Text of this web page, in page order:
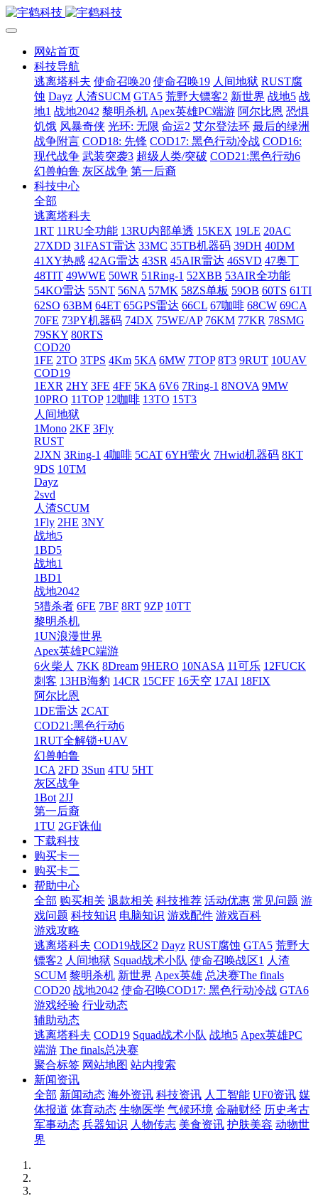
网站首页
科技导航
逃离塔科夫 使命召唤20 使命召唤19 人间地狱 RUST腐
蚀 Dayz 人渣SUCM GTA5 荒野大镖客2 新世界 战地5 战
地1 战地2042 黎明杀机 Apex英雄PC端游 阿尔比恩 恐惧
饥饿 风暴奇侠 光环: 无限 命运2 艾尔登法环 最后的绿洲
战争附言 COD18: 先锋 COD17: 黑色行动冷战 COD16:
现代战争 武装突袭3 超级人类/突破 COD21:黑色行动6
幻兽帕鲁 灰区战争 第一后裔
科技中心
全部
逃离塔科夫
1RT 11RU全功能 13RU内部单透 15KEX 19LE 20AC
27XDD 31FAST雷达 33MC 35TB机器码 39DH 40DM
41XY热感 42AG雷达 43SR 45AIR雷达 46SVD 47奥丁
48TIT 49WWE 50WR 51Ring-1 52XBB 53AIR全功能
54KO雷达 55NT 56NA 57MK 58ZS单板 59OB 60TS 61TI
62SO 63BM 64ET 65GPS雷达 66CL 67咖啡 68CW 69CA
70FE 73PY机器码 74DX 75WE/AP 76KM 77KR 78SMG
79SKY 80RTS
COD20
1FE 2TO 3TPS 4Km 5KA 6MW 7TOP 8T3 9RUT 10UAV
COD19
1EXR 2HY 3FE 4FF 5KA 6V6 7Ring-1 8NOVA 9MW
10PRO 11TOP 12咖啡 13TO 15T3
人间地狱
1Mono 2KF 3Fly
RUST
2JXN 3Ring-1 4咖啡 5CAT 6YH萤火 7Hwid机器码 8KT
9DS 10TM
Dayz
2svd
人渣SCUM
1Fly 2HE 3NY
战地5
1BD5
战地1
1BD1
战地2042
5猎杀者 6FE 7BF 8RT 9ZP 10TT
黎明杀机
1UN浪漫世界
Apex英雄PC端游
6火柴人 7KK 8Dream 9HERO 10NASA 11可乐 12FUCK
刺客 13HB海豹 14CR 15CFF 16天空 17AI 18FIX
阿尔比恩
1DE雷达 2CAT
COD21:黑色行动6
1RUT全解锁+UAV
幻兽帕鲁
1CA 2FD 3Sun 4TU 5HT
灰区战争
1Bot 2JJ
第一后裔
1TU 2GF诛仙
下载科技
购买卡一
购买卡二
帮助中心
全部 购买相关 退款相关 科技推荐 活动优惠 常见问题 游
戏问题 科技知识 电脑知识 游戏配件 游戏百科
游戏攻略
逃离塔科夫 COD19战区2 Dayz RUST腐蚀 GTA5 荒野大
镖客2 人间地狱 Squad战术小队 使命召唤战区1 人渣
SCUM 黎明杀机 新世界 Apex英雄 总决赛The finals
COD20 战地2042 使命召唤COD17: 黑色行动冷战 GTA6
游戏经验 行业动态
辅助动态
逃离塔科夫 COD19 Squad战术小队 战地5 Apex英雄PC
端游 The finals总决赛
聚合标签 网站地图 站内搜索
新闻资讯
全部 新闻动态 海外资讯 科技资讯 人工智能 UF0资讯 媒
体报道 体育动态 生物医学 气候环境 金融财经 历史考古
军事动态 兵器知识 人物传志 美食资讯 护肤美容 动物世
界